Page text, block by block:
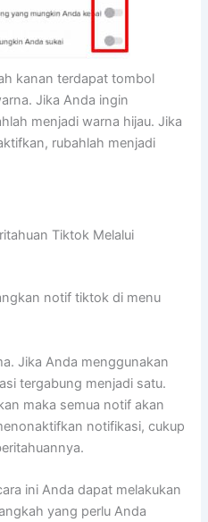
kanan terdapat tombol
Jika Anda ingin
menjadi warna hijau. Jika
rubahlah menjadi
Tiktok Melalui
notif tiktok di menu
Jika Anda menggunakan
tergabung menjadi satu.
maka semua notif akan
notifikasi, cukup
ini Anda dapat melakukan
yang perlu Anda